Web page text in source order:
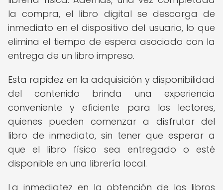
la compra, el libro digital se descarga de
inmediato en el dispositivo del usuario, lo que
elimina el tiempo de espera asociado con la
entrega de un libro impreso.
Esta rapidez en la adquisición y disponibilidad
del contenido brinda una experiencia
conveniente y eficiente para los lectores,
quienes pueden comenzar a disfrutar del
libro de inmediato, sin tener que esperar a
que el libro físico sea entregado o esté
disponible en una librería local.
La inmediatez en la obtención de los libros